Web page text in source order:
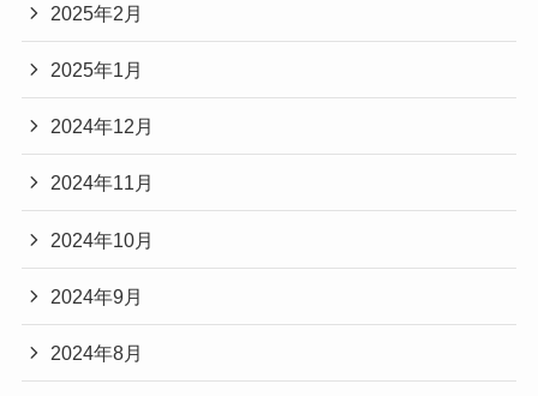
2025年2月
2025年1月
2024年12月
2024年11月
2024年10月
2024年9月
2024年8月